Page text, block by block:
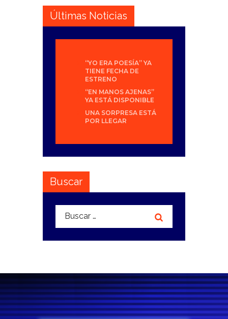
Últimas Noticias
“YO ERA POESÍA” YA
TIENE FECHA DE
ESTRENO
“EN MANOS AJENAS”
YA ESTÁ DISPONIBLE
UNA SORPRESA ESTÁ
POR LLEGAR
Buscar
Buscar: